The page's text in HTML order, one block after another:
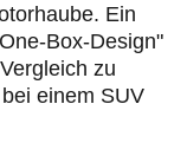
Ein
Box-Design"
zu
bei einem SUV